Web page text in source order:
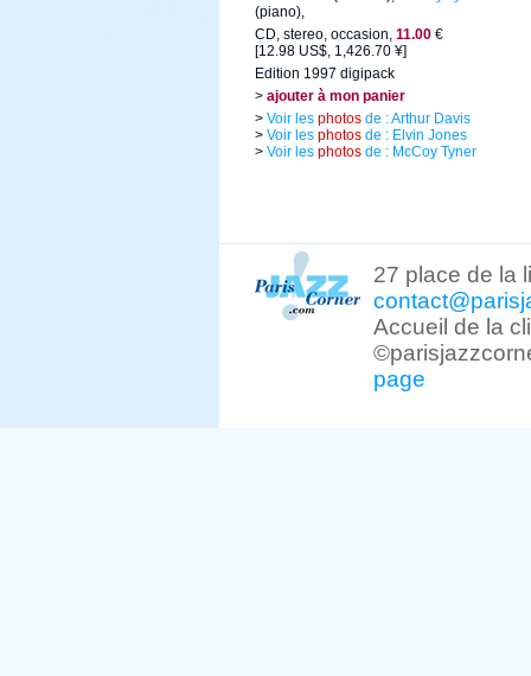
(piano),
CD, stereo, occasion, 11.00 €
[12.98 US$, 1,426.70 ¥]
Edition 1997 digipack
> ajouter à mon panier
> Voir les photos de : Arthur Davis
> Voir les photos de : Elvin Jones
> Voir les photos de : McCoy Tyner
27 place de la
Accueil de la
page